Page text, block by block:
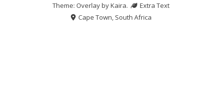
Theme: Overlay byKaira.
Extra Text
Cape Town, South Africa